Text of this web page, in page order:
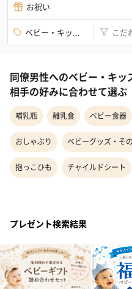
お祝い
ベビー・キッ... こだ
同僚男性へのベビー・キ
相手の好みに合わせて選ぶ
哺乳瓶 離乳食 ベビー食器
おしゃぶり ベビーグッズ・そ
抱っこひも チャイルドシート
プレゼント検索結果